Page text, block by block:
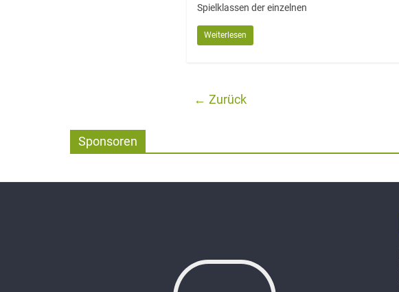
Spielklassen der einzelnen
Weiterlesen
← Zurück
Sponsoren